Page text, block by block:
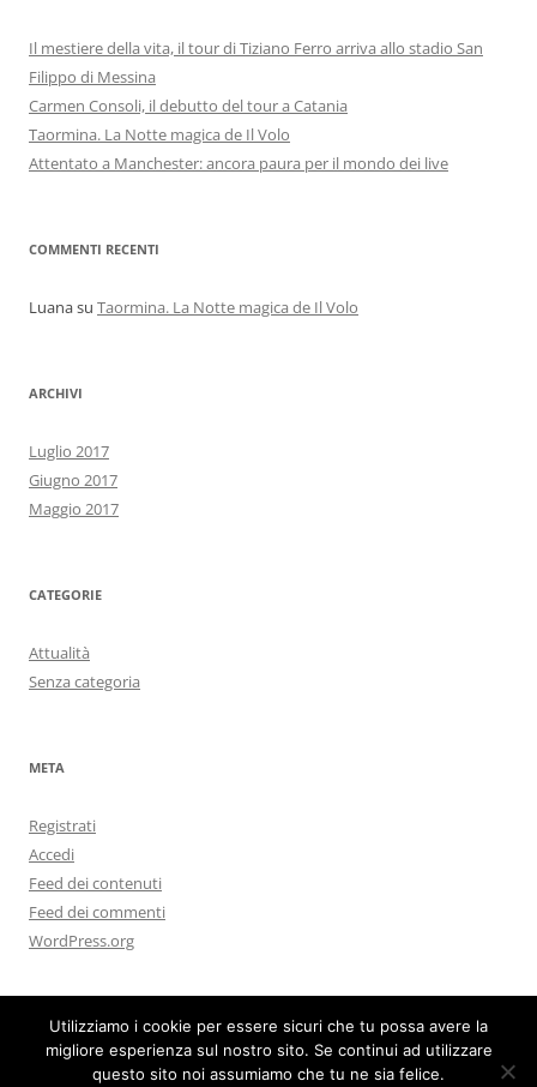
Il mestiere della vita, il tour di Tiziano Ferro arriva allo stadio San
Filippo di Messina
Carmen Consoli, il debutto del tour a Catania
Taormina. La Notte magica de Il Volo
Attentato a Manchester: ancora paura per il mondo dei live
COMMENTI RECENTI
Luanasu Taormina. La Notte magica de Il Volo
ARCHIVI
Luglio 2017
Giugno 2017
Maggio 2017
CATEGORIE
Attualità
Senza categoria
META
Registrati
Accedi
Feed dei contenuti
Feed dei commenti
WordPress.org
Utilizziamo i cookie per essere sicuri che tu possa avere la
migliore esperienza sul nostro sito. Se continui ad utilizzare
questo sito noi assumiamo che tu ne sia felice.